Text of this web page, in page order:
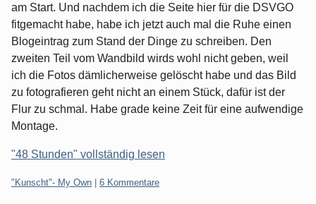
am Start. Und nachdem ich die Seite hier für die DSVGO
fitgemacht habe, habe ich jetzt auch mal die Ruhe einen
Blogeintrag zum Stand der Dinge zu schreiben. Den
zweiten Teil vom Wandbild wirds wohl nicht geben, weil
ich die Fotos dämlicherweise gelöscht habe und das Bild
zu fotografieren geht nicht an einem Stück, dafür ist der
Flur zu schmal. Habe grade keine Zeit für eine aufwendige
Montage.
"48 Stunden" vollständig lesen
Kategorien:
"Kunscht"- My Own 6 Kommentare